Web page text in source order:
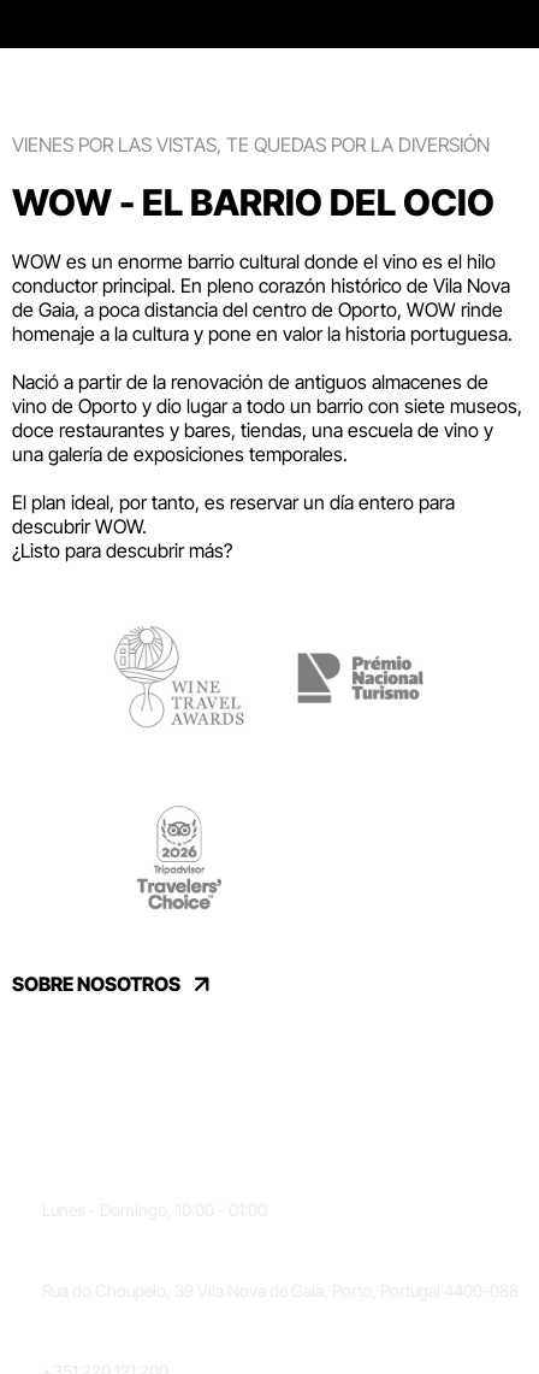
VIENES POR LAS VISTAS, TE QUEDAS POR LA DIVERSIÓN
WOW - EL BARRIO DEL OCIO
WOW es un enorme barrio cultural donde el vino es el hilo
conductor principal. En pleno corazón histórico de Vila Nova
de Gaia, a poca distancia del centro de Oporto, WOW rinde
homenaje a la cultura y pone en valor la historia portuguesa.
Nació a partir de la renovación de antiguos almacenes de
vino de Oporto y dio lugar a todo un barrio con siete museos,
doce restaurantes y bares, tiendas, una escuela de vino y
una galería de exposiciones temporales.
El plan ideal, por tanto, es reservar un día entero para
descubrir WOW.
¿Listo para descubrir más?
SOBRE NOSOTROS